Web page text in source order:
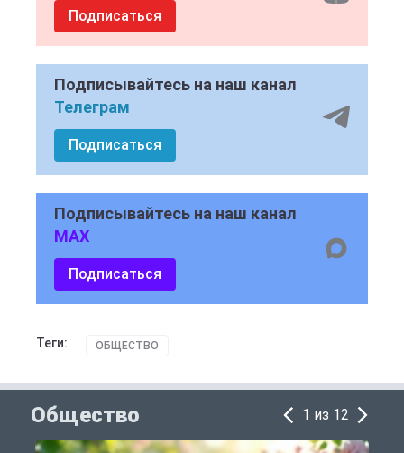
Подписаться
Подписывайтесь на наш канал
Телеграм
Подписаться
Подписывайтесь на наш канал
MAX
Подписаться
Теги: ОБЩЕСТВО
Общество 1 из 12